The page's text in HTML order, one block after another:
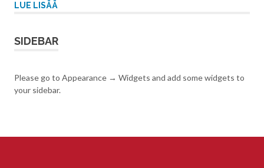
LUE LISÄÄ
SIDEBAR
Please go to Appearance → Widgets and add some widgets to
your sidebar.